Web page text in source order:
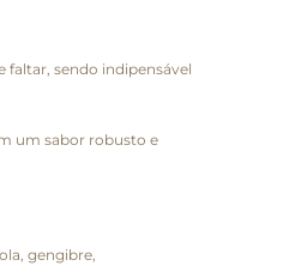
faltar, sendo indipensável
um sabor robusto e
gengibre,